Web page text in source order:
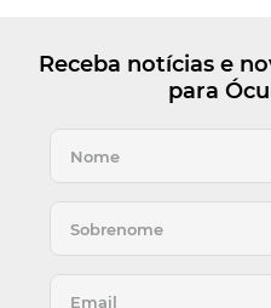
Receba notícias e
para